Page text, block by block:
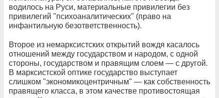
водилось на Руси, материальные привилегии без
привилегий "психоаналитических" (право на
инфантильную безответственность).
Второе из немарксистских открытий вождя касалось
отношений между государством и народом, с одной
стороны, государством и правящим слоем — с другой.
В марксистской оптике государство выступает
слишком "экономикоцентричным" — как собственность
правящего класса, в этом качестве противостоящая